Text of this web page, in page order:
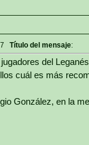
Título del mensaje:
del
cuál es más
González, en la